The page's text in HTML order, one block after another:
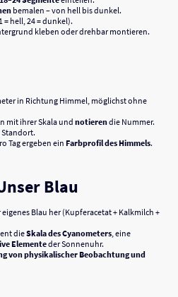
bemalen – von hell bis dunkel.
= hell, 24 = dunkel).
kleben oder drehbar montieren.
in Richtung Himmel, möglichst ohne
mit ihrer Skala undnotierendie Nummer.
Standort.
Tag ergeben ein Farbprofil des Himmels.
Blau
Blau her (Kupferacetat + Kalkmilch +
dieSkala des Cyanometers , eine
Elementeder Sonnenuhr.
von physikalischer Beobachtung und